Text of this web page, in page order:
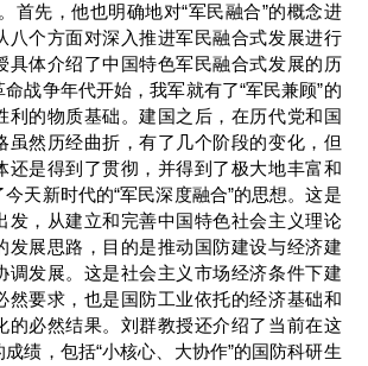
首先，他也明确地对“军民融合”的概念进
八个方面对深入推进军民融合式发展进行
具体介绍了中国特色军民融合式发展的历
战争年代开始，我军就有了“军民兼顾”的
利的物质基础。建国之后，在历代党和国
虽然历经曲折，有了几个阶段的变化，但
还是得到了贯彻，并得到了极大地丰富和
天新时代的“军民深度融合”的思想。这是
发，从建立和完善中国特色社会主义理论
发展思路，目的是推动国防建设与经济建
调发展。这是社会主义市场经济条件下建
然要求，也是国防工业依托的经济基础和
的必然结果。刘群教授还介绍了当前在这
绩，包括“小核心、大协作”的国防科研生